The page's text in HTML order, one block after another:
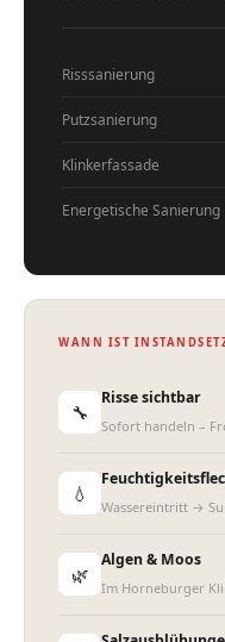
Risssanierung
Putzsanierung
Klinkerfassade
Energetische Sanierung
WANN IST
🔧
Risse sichtbar
Sofort handeln –
💧
Wassereintritt →
🌿
Algen & Moos
Im Horneburger